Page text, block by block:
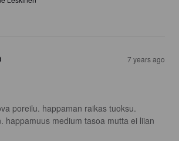
7 years ago
poreilu. happaman raikas tuoksu.
happamuus medium tasoa mutta ei liian